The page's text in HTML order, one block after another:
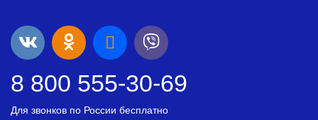
8 800 555-30-69
Для звонков по России бесплатно